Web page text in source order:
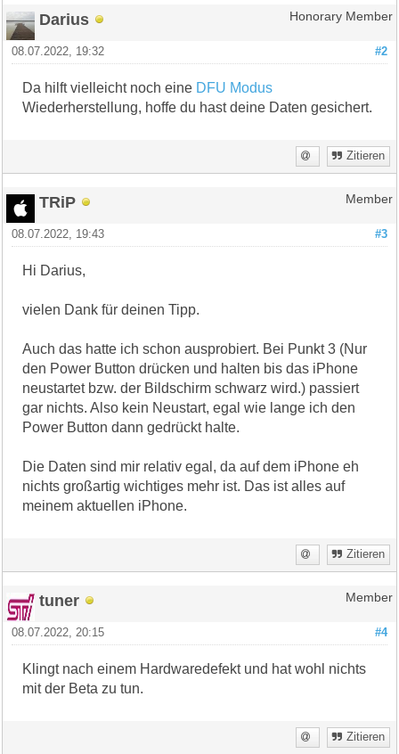
Darius Honorary Member
#2
08.07.2022, 19:32
Da hilft vielleicht noch eine DFU Modus
Wiederherstellung, hoffe du hast deine Daten gesichert.
Zitieren
TRiP Member
#3
08.07.2022, 19:43
Hi Darius,
vielen Dank für deinen Tipp.
Auch das hatte ich schon ausprobiert. Bei Punkt 3 (Nur
den Power Button drücken und halten bis das iPhone
neustartet bzw. der Bildschirm schwarz wird.) passiert
gar nichts. Also kein Neustart, egal wie lange ich den
Power Button dann gedrückt halte.
Die Daten sind mir relativ egal, da auf dem iPhone eh
nichts großartig wichtiges mehr ist. Das ist alles auf
meinem aktuellen iPhone.
Zitieren
tuner Member
#4
08.07.2022, 20:15
Klingt nach einem Hardwaredefekt und hat wohl nichts
mit der Beta zu tun.
Zitieren